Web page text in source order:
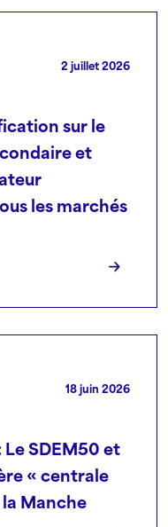
2 juillet 2026
sur le
et
les marchés
18 juin 2026
SDEM50 et
« centrale
Manche